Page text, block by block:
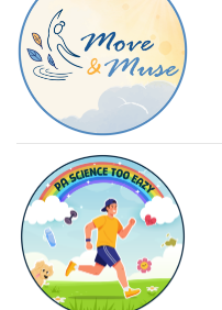
Download